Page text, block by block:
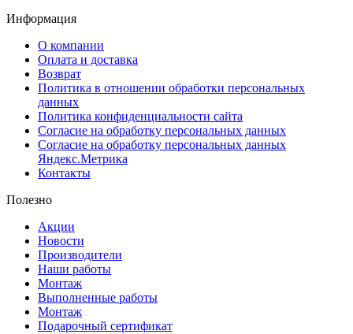
Информация
О компании
Оплата и доставка
Возврат
Политика в отношении обработки персональных
данных
Политика конфиденциальности сайта
Согласие на обработку персональных данных
Согласие на обработку персональных данных
Яндекс.Метрика
Контакты
Полезно
Акции
Новости
Производители
Наши работы
Монтаж
Выполненные работы
Монтаж
Подарочный сертификат